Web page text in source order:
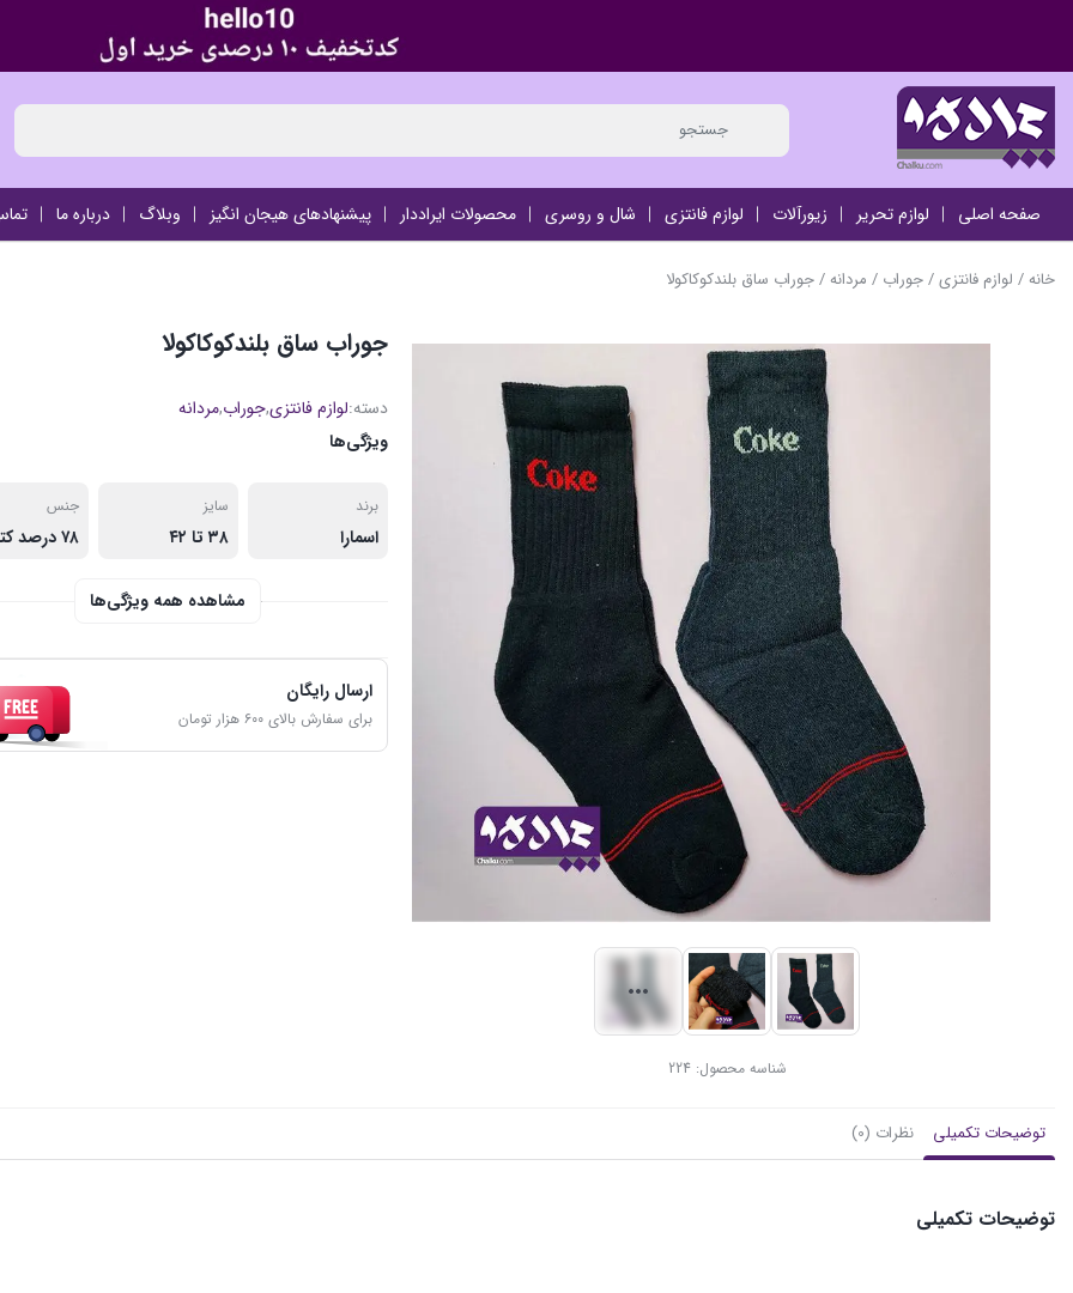
صفحه اصلی لوازم تحریر زیورآلات لوازم فانتزی شال و روسری محصولات ایراددار پیشنهادهای هیجان انگیز وبلاگ درباره ما
خانه/ لوازم فانتزی/جوراب / مردانه/ جوراب ساق بلندکوکاکولا
شناسه محصول:224
جوراب ساق بلندکوکاکولا
دسته:لوازم فانتزی,جوراب,مردانه
ویژگی‌ها
برند
اسمارا
سایز
۳۸ تا ۴۲
جنس
مشاهده همه ویژگی‌ها
ارسال رایگان
برای سفارش بالای ۶۰۰ هزار تومان
توضیحات تکمیلی نظرات (0)
توضیحات تکمیلی